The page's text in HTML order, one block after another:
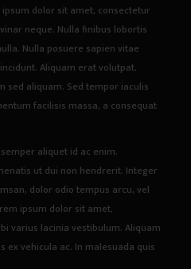
dolor sit amet, consectetur
neque. Nulla finibus lobortis
Nulla posuere sapien vitae
Aliquam erat volutpat.
sed aliquam. Sed tempor iaculis
facilisis massa, a consequat
aliquet id ac enim.
ut dui non hendrerit. Integer
dolor odio tempus arcu, vel
ipsum dolor sit amet,
varius lacinia vestibulum. Aliquam
ex vehicula ac. In malesuada quis